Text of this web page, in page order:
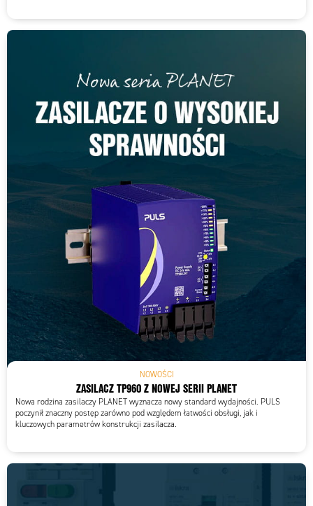
NOWOŚCI
ZASILACZ TP960 Z NOWEJ SERII PLANET
Nowa rodzina zasilaczy PLANET wyznacza nowy standard wydajności. PULS
poczynił znaczny postęp zarówno pod względem łatwości obsługi, jak i
kluczowych parametrów konstrukcji zasilacza.